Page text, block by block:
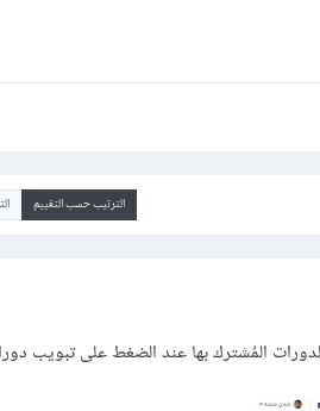
الترتيب حسب التقييم
المُشترك بها عند الضغط على تبويب